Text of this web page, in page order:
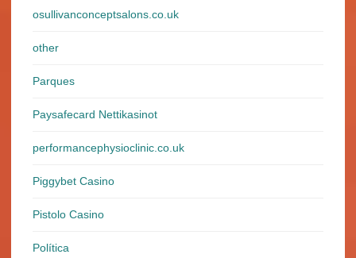
osullivanconceptsalons.co.uk
other
Parques
Paysafecard Nettikasinot
performancephysioclinic.co.uk
Piggybet Casino
Pistolo Casino
Política